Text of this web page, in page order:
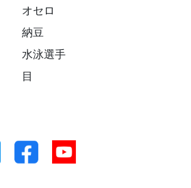
オセロ
納豆
水泳選手
目